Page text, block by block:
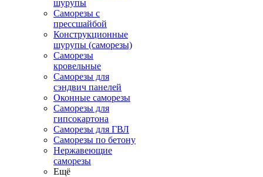
шурупы
Саморезы с
прессшайбой
Конструкционные
шурупы (саморезы)
Саморезы
кровельные
Саморезы для
сэндвич панелей
Оконные саморезы
Саморезы для
гипсокартона
Саморезы для ГВЛ
Саморезы по бетону
Нержавеющие
саморезы
Ещё